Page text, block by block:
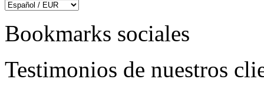
Bookmarks sociales
Testimonios de nuestros